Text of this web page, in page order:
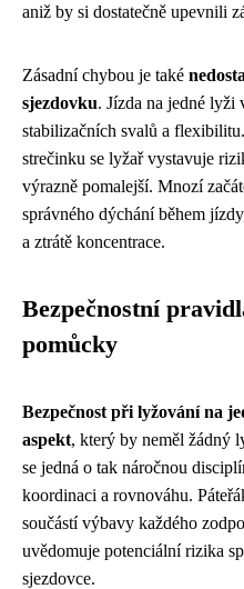
aniž by si dostatečně upevnili
Zásadní chybou je také
sjezdovku. Jízda na jedné
stabilizačních svalů a
strečinku se lyžař vystavuje
výrazně pomalejší. Mnozí
správného dýchání během
a ztrátě koncentrace.
Bezpečnostní
pomůcky
Bezpečnost při lyžování na
aspekt, který by neměl žádný
se jedná o tak náročnou
koordinaci a rovnováhu.
součástí výbavy každého
uvědomuje potenciální rizika
sjezdovce.